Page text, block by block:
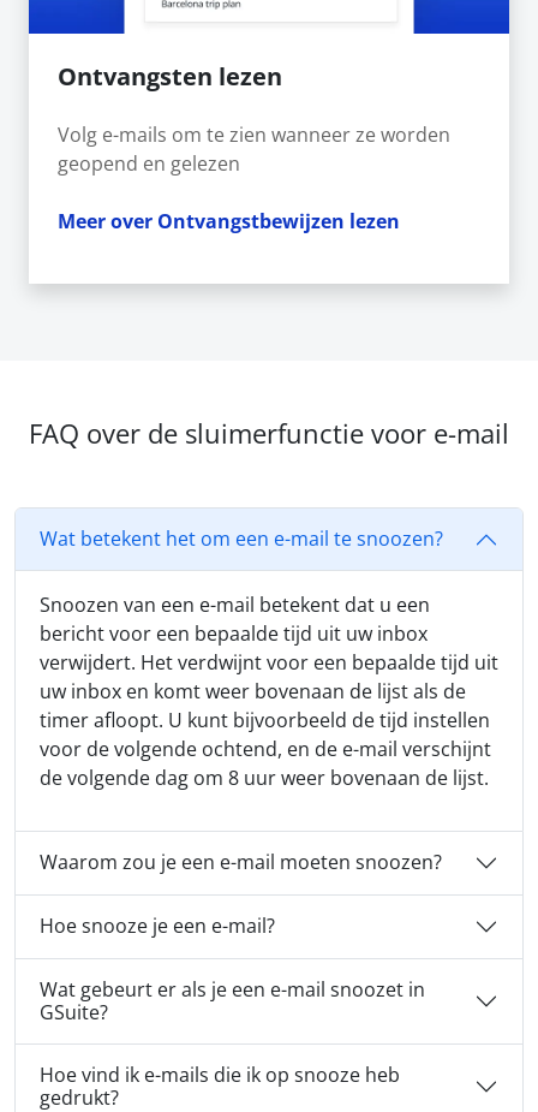
Ontvangsten lezen
Volg e-mails om te zien wanneer ze worden
geopend en gelezen
Meer over Ontvangstbewijzen lezen
FAQ over de sluimerfunctie voor e-mail
Wat betekent het om een e-mail te snoozen?
Snoozen van een e-mail betekent dat u een
bericht voor een bepaalde tijd uit uw inbox
verwijdert. Het verdwijnt voor een bepaalde tijd uit
uw inbox en komt weer bovenaan de lijst als de
timer afloopt. U kunt bijvoorbeeld de tijd instellen
voor de volgende ochtend, en de e-mail verschijnt
de volgende dag om 8 uur weer bovenaan de lijst.
Waarom zou je een e-mail moeten snoozen?
Hoe snooze je een e-mail?
Wat gebeurt er als je een e-mail snoozet in
GSuite?
Hoe vind ik e-mails die ik op snooze heb
gedrukt?